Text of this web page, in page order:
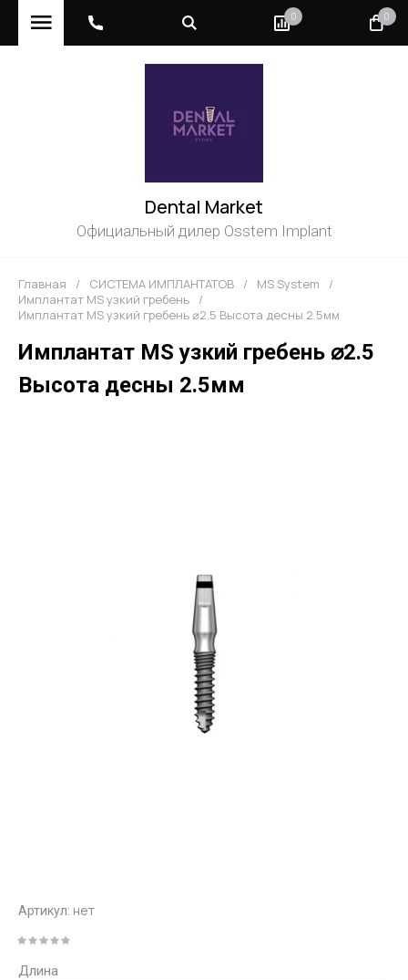
0 0
Dental Market
Официальный дилер Osstem Implant
Главная / СИСТЕМА ИМПЛАНТАТОВ / MS System
/
Имплантат MS узкий гребень
/
Имплантат MS узкий гребень ⌀2.5 Высота десны 2.5мм
Имплантат MS узкий гребень ⌀2.5
Высота десны 2.5мм
Артикул: нет
Длина